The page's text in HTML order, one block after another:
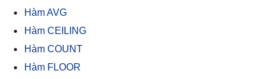
Hàm AVG
Hàm CEILING
Hàm COUNT
Hàm FLOOR